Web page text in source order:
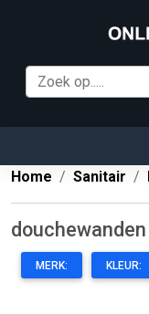
Home
Sanitair
douchewanden
MERK: KLEUR: